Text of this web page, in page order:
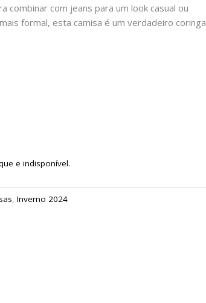
combinar com jeans para um look casual ou
formal, esta camisa é um verdadeiro coringa
e indisponível.
, Inverno 2024